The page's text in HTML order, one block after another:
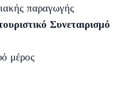
παραγωγής
Συνεταιρισμό
μέρος